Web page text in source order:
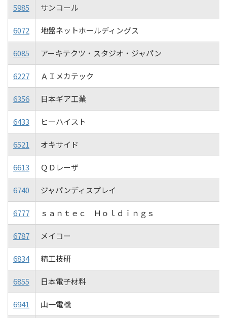
5985 サンコール
6072 地盤ネットホールディングス
6085 アーキテクツ・スタジオ・ジャパン
6227 ＡＩメカテック
6356 日本ギア工業
6433 ヒーハイスト
6521 オキサイド
6613 ＱＤレーザ
6740 ジャパンディスプレイ
6777 ｓａｎｔｅｃ Ｈｏｌｄｉｎｇｓ
6787 メイコー
6834 精工技研
6855 日本電子材料
6941 山一電機